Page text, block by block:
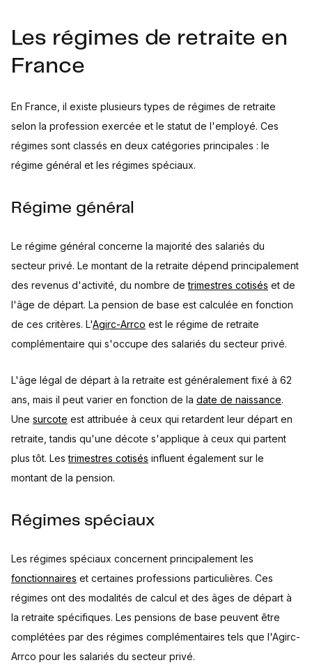
Les régimes de retraite en
France
En France, il existe plusieurs types de régimes de retraite
selon la profession exercée et le statut de l'employé. Ces
régimes sont classés en deux catégories principales : le
régime général et les régimes spéciaux.
Régime général
Le régime général concerne la majorité des salariés du
secteur privé. Le montant de la retraite dépend principalement
des revenus d'activité, du nombre detrimestres cotisés et de
l'âge de départ. La pension de base est calculée en fonction
de ces critères. L'Agirc-Arrco est le régime de retraite
complémentaire qui s'occupe des salariés du secteur privé.
L'âge légal de départ à la retraite est généralement fixé à 62
ans, mais il peut varier en fonction de la date de naissance.
Une surcote est attribuée à ceux qui retardent leur départ en
retraite, tandis qu'une décote s'applique à ceux qui partent
plus tôt. Lestrimestres cotisés influent également sur le
montant de la pension.
Régimes spéciaux
Les régimes spéciaux concernent principalement les
fonctionnaires et certaines professions particulières. Ces
régimes ont des modalités de calcul et des âges de départ à
la retraite spécifiques. Les pensions de base peuvent être
complétées par des régimes complémentaires tels que l'Agirc-
Arrco pour les salariés du secteur privé.